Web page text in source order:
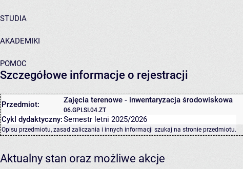
STUDIA
AKADEMIKI
POMOC
Szczegółowe informacje o rejestracji
Przedmiot: Zajęcia terenowe - inwentaryzacja środowiskowa
06.GPI.SI.04.ZT
Cykl dydaktyczny:Semestr letni 2025/2026
Opisu przedmiotu, zasad zaliczania i innych informacji szukaj na stronie przedmiotu.
Aktualny stan oraz możliwe akcje